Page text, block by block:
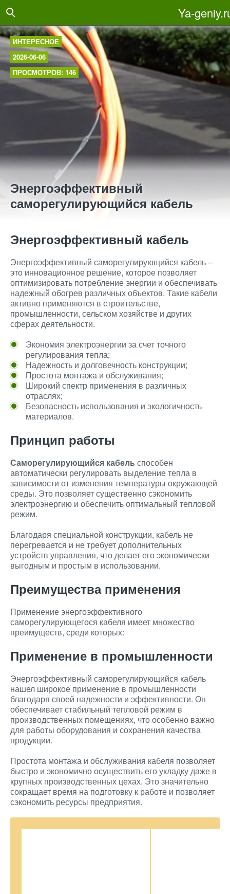
Ya-
ИНТЕРЕСНОЕ
2026-06-06
ПРОСМОТРОВ: 146
Энергоэффективный
саморегулирующийся кабель
Энергоэффективный кабель
Энергоэффективный саморегулирующийся кабель –
это инновационное решение, которое позволяет
оптимизировать потребление энергии и обеспечивать
надежный обогрев различных объектов. Такие кабели
активно применяются в строительстве,
промышленности, сельском хозяйстве и других
сферах деятельности.
Экономия электроэнергии за счет точного
регулирования тепла;
Надежность и долговечность конструкции;
Простота монтажа и обслуживания;
Широкий спектр применения в различных
отраслях;
Безопасность использования и экологичность
материалов.
Принцип работы
Саморегулирующийся кабель способен
автоматически регулировать выделение тепла в
зависимости от изменения температуры окружающей
среды. Это позволяет существенно сэкономить
электроэнергию и обеспечить оптимальный тепловой
режим.
Благодаря специальной конструкции, кабель не
перегревается и не требует дополнительных
устройств управления, что делает его экономически
выгодным и простым в использовании.
Преимущества применения
Применение энергоэффективного
саморегулирующегося кабеля имеет множество
преимуществ, среди которых:
Применение в промышленности
Энергоэффективный саморегулирующийся кабель
нашел широкое применение в промышленности
благодаря своей надежности и эффективности. Он
обеспечивает стабильный тепловой режим в
производственных помещениях, что особенно важно
для работы оборудования и сохранения качества
продукции.
Простота монтажа и обслуживания кабеля позволяет
быстро и экономично осуществить его укладку даже в
крупных производственных цехах. Это значительно
сокращает время на подготовку к работе и позволяет
сэкономить ресурсы предприятия.